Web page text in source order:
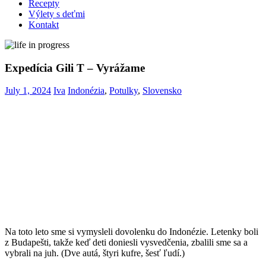
Recepty
Výlety s deťmi
Kontakt
Expedícia Gili T – Vyrážame
July 1, 2024 Iva Indonézia, Potulky, Slovensko
Na toto leto sme si vymysleli dovolenku do Indonézie. Letenky boli
z Budapešti, takže keď deti doniesli vysvedčenia, zbalili sme sa a
vybrali na juh. (Dve autá, štyri kufre, šesť ľudí.)